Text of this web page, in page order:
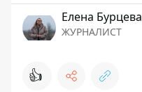
Елена Бурцева
ЖУРНАЛИСТ
👍